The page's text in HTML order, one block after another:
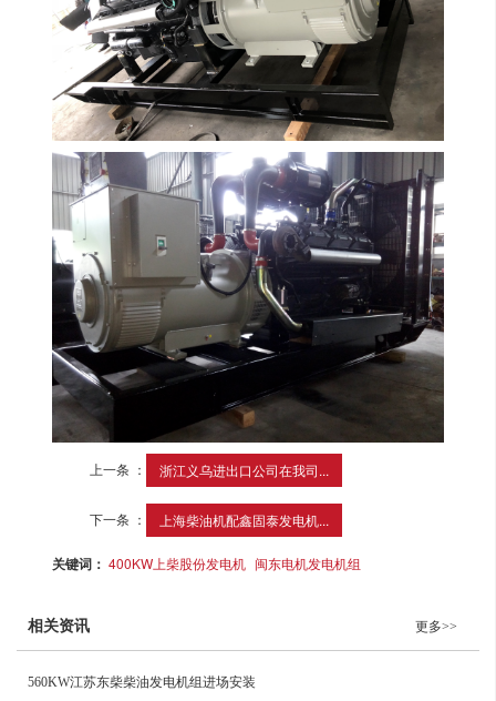
上一条 ： 浙江义乌进出口公司在我司...
下一条 ： 上海柴油机配鑫固泰发电机...
关键词：400KW上柴股份发电机 闽东电机发电机组
相关资讯 更多>>
560KW江苏东柴柴油发电机组进场安装